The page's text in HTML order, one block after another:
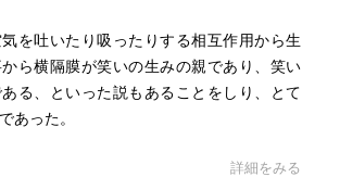
を吐いたり吸ったりする相互作用から生
ら横隔膜が笑いの生みの親であり、笑い
る、といった説もあることをしり、とて
あった。
詳細をみる